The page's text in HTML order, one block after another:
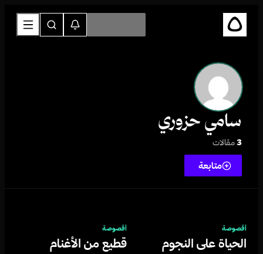
سامي حزوري
3مقالات
متابعة
أقصوصة
الحياة على النجوم
أقصوصة
قطيع من الأغنام